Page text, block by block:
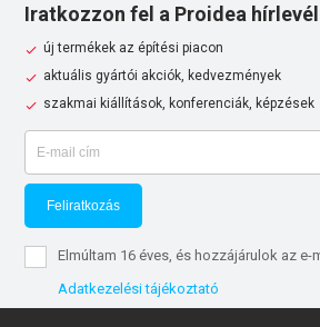
Iratkozzon fel a Proidea
új termékek az építési piacon
aktuális gyártói akciók, kedvezmények
szakmai kiállítások, konferenciák, képzések
Feliratkozás
Elmúltam 16 éves, és hozzájárulok az
Adatkezelési tájékoztató